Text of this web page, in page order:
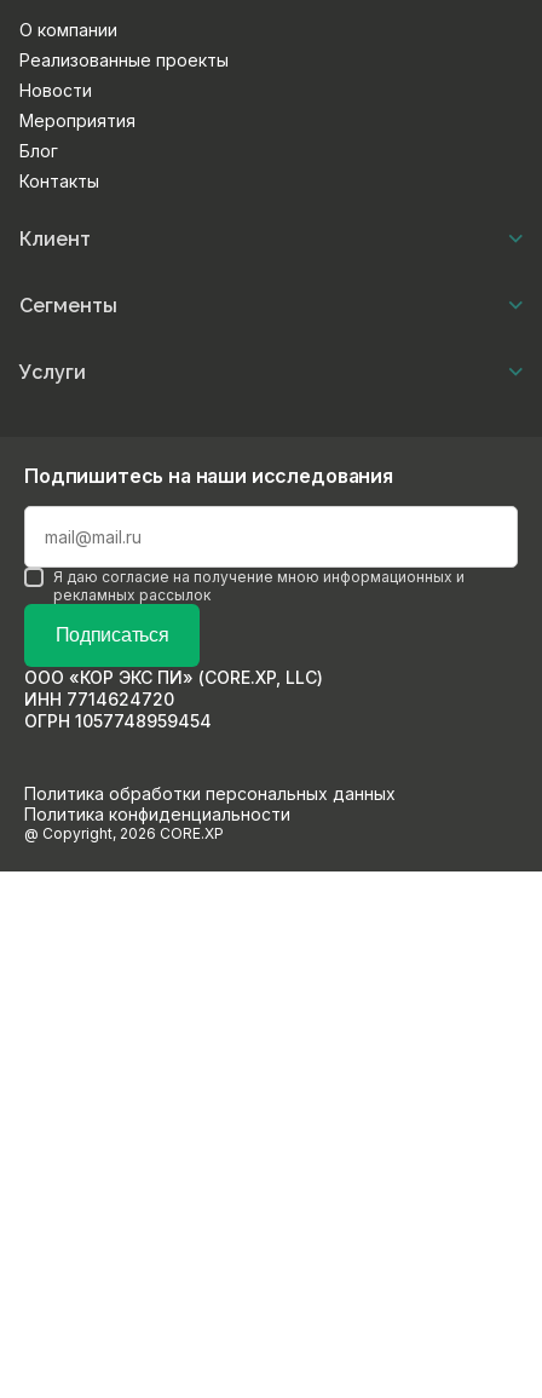
О компании
Реализованные проекты
Новости
Мероприятия
Блог
Контакты
Клиент
Сегменты
Услуги
ООО «КОР ЭКС ПИ» (CORE.XP, LLC)
ИНН 7714624720
ОГРН 1057748959454
Политика обработки персональных данных
Политика конфиденциальности
@ Copyright, 2026 CORE.XP
Подпишитесь на наши исследования
Подписаться
Я даю согласие на получение мною информационных и
рекламных рассылок